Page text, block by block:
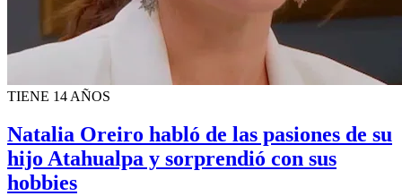
TIENE 14 AÑOS
Natalia Oreiro habló de las pasiones de su
hijo Atahualpa y sorprendió con sus
hobbies